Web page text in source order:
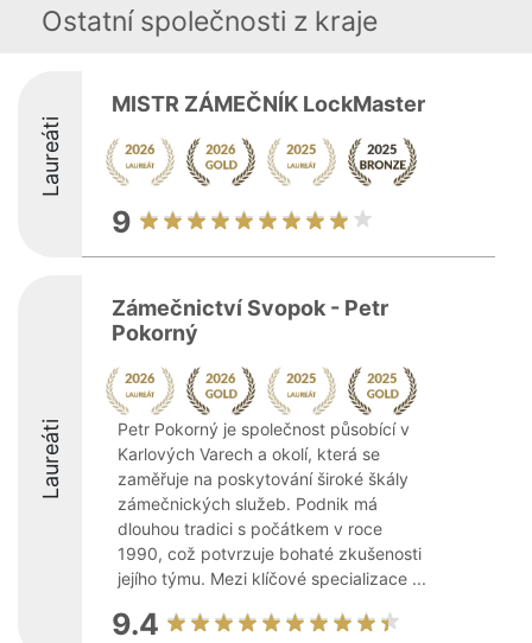
Ostatní společnosti z kraje
Laureáti
MISTR ZÁMEČNÍK LockMaster
9
Laureáti
Zámečnictví Svopok - Petr
Pokorný
Petr Pokorný je společnost působící v
Karlových Varech a okolí, která se
zaměřuje na poskytování široké škály
zámečnických služeb. Podnik má
dlouhou tradici s počátkem v roce
1990, což potvrzuje bohaté zkušenosti
jejího týmu. Mezi klíčové specializace ...
9.4